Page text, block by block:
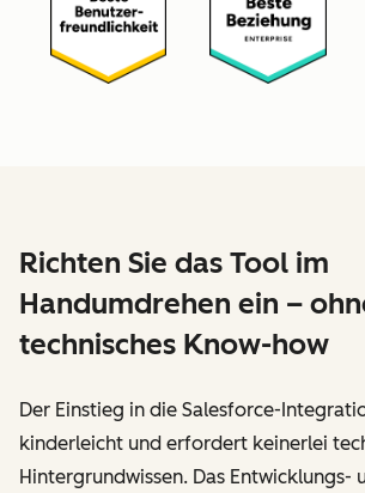
Richten Sie das Tool im
Handumdrehen ein –
technisches Know-how
Der Einstieg in die Salesforce-
kinderleicht und erfordert keinerlei
Hintergrundwissen. Das Entwicklungs-